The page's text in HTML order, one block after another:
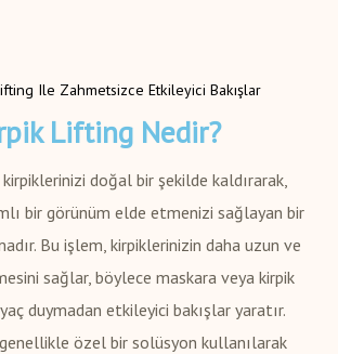
Ile Zahmetsizce Etkileyici Bakışlar
Lifting Nedir?
doğal bir şekilde kaldırarak,
bir görünüm elde etmenizi sağlayan bir
Bu işlem, kirpiklerinizin daha uzun ve
sağlar, böylece maskara veya kirpik
duymadan etkileyici bakışlar yaratır.
özel bir solüsyon kullanılarak